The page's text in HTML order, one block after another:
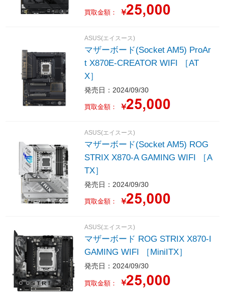
買取金額： ￥
ASUS(エイスース)
マザーボード(Socket AM5) ProAr
t X870E-CREATOR WIFI ［AT
X］
発売日：2024/09/30
買取金額： ￥
ASUS(エイスース)
マザーボード(Socket AM5) ROG
STRIX X870-A GAMING WIFI ［A
TX］
発売日：2024/09/30
買取金額： ￥
ASUS(エイスース)
マザーボード ROG STRIX X870-I
GAMING WIFI ［MiniITX］
発売日：2024/09/30
買取金額： ￥